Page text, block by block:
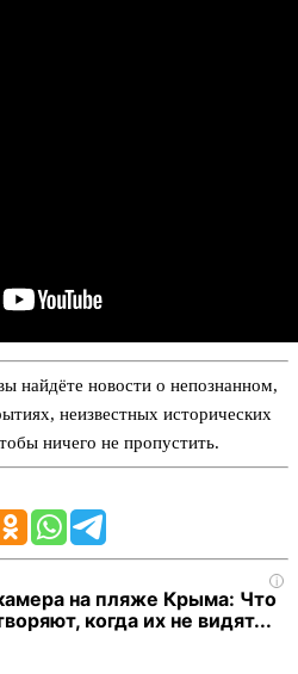
найдёте новости о непознанном,
неизвестных исторических
ничего не пропустить.
i
на пляже Крыма: Что
когда их не видят...